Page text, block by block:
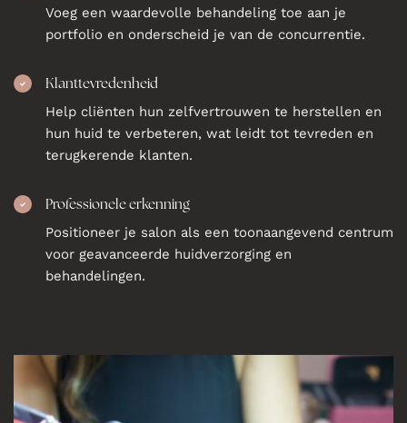
Voeg een waardevolle behandeling toe aan je
portfolio en onderscheid je van de concurrentie.
Klanttevredenheid
Help cliënten hun zelfvertrouwen te herstellen en
hun huid te verbeteren, wat leidt tot tevreden en
terugkerende klanten.
Professionele erkenning
Positioneer je salon als een toonaangevend centrum
voor geavanceerde huidverzorging en
behandelingen.